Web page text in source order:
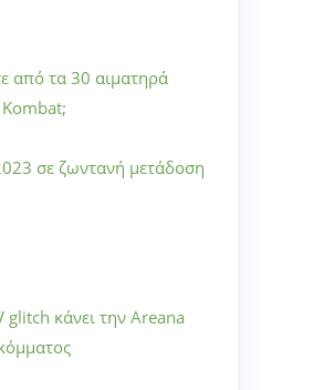
από τα 30 αιματηρά
σε ζωντανή μετάδοση
glitch κάνει την Areana